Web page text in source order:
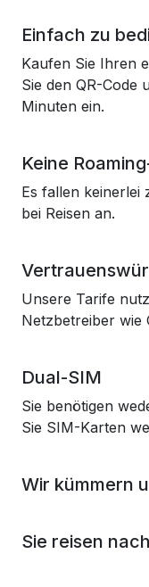
Einfach zu
Kaufen Sie Ihren
Sie den QR-Code
Minuten ein.
Keine
Es fallen keinerlei
bei Reisen an.
Unsere Tarife
Netzbetreiber wie
Dual-SIM
Sie benötigen
Sie SIM-Karten
Wir kümmern
Sie reisen